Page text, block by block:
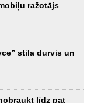
ražotājs
stila durvis un
līdz pat